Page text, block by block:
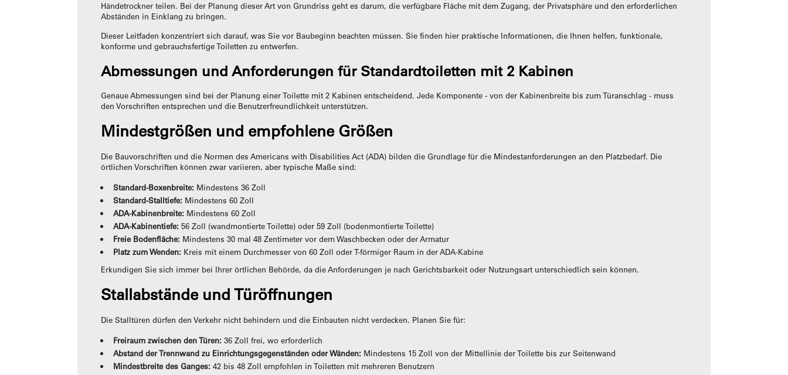
Händetrockner teilen. Bei der Planung dieser Art von Grundriss geht es darum, die verfügbare Fläche mit dem Zugang, der Privatsphäre und den erforderlichen
Abständen in Einklang zu bringen.
Dieser Leitfaden konzentriert sich darauf, was Sie vor Baubeginn beachten müssen. Sie finden hier praktische Informationen, die Ihnen helfen, funktionale,
konforme und gebrauchsfertige Toiletten zu entwerfen.
Abmessungen und Anforderungen für Standardtoiletten mit 2 Kabinen
Genaue Abmessungen sind bei der Planung einer Toilette mit 2 Kabinen entscheidend. Jede Komponente - von der Kabinenbreite bis zum Türanschlag - muss
den Vorschriften entsprechen und die Benutzerfreundlichkeit unterstützen.
Mindestgrößen und empfohlene Größen
Die Bauvorschriften und die Normen des Americans with Disabilities Act (ADA) bilden die Grundlage für die Mindestanforderungen an den Platzbedarf. Die
örtlichen Vorschriften können zwar variieren, aber typische Maße sind:
Standard-Boxenbreite: Mindestens 36 Zoll
Standard-Stalltiefe: Mindestens 60 Zoll
ADA-Kabinenbreite: Mindestens 60 Zoll
ADA-Kabinentiefe: 56 Zoll (wandmontierte Toilette) oder 59 Zoll (bodenmontierte Toilette)
Freie Bodenfläche: Mindestens 30 mal 48 Zentimeter vor dem Waschbecken oder der Armatur
Platz zum Wenden: Kreis mit einem Durchmesser von 60 Zoll oder T-förmiger Raum in der ADA-Kabine
Erkundigen Sie sich immer bei Ihrer örtlichen Behörde, da die Anforderungen je nach Gerichtsbarkeit oder Nutzungsart unterschiedlich sein können.
Stallabstände und Türöffnungen
Die Stalltüren dürfen den Verkehr nicht behindern und die Einbauten nicht verdecken. Planen Sie für:
Freiraum zwischen den Türen: 36 Zoll frei, wo erforderlich
Abstand der Trennwand zu Einrichtungsgegenständen oder Wänden: Mindestens 15 Zoll von der Mittellinie der Toilette bis zur Seitenwand
Mindestbreite des Ganges: 42 bis 48 Zoll empfohlen in Toiletten mit mehreren Benutzern